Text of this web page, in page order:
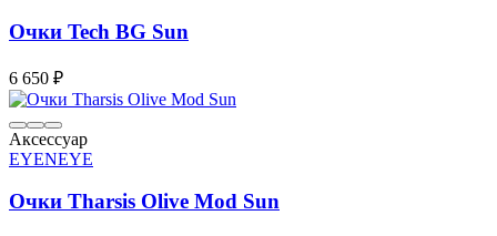
Очки Tech BG Sun
6 650 ₽
Аксессуар
EYENEYE
Очки Tharsis Olive Mod Sun